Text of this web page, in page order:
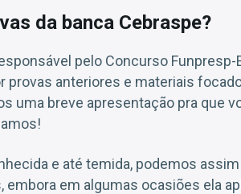
da banca Cebraspe?
pelo Concurso
provas anteriores e materiais
uma breve apresentação pra que
e até temida, podemos
embora em algumas ocasiões ela